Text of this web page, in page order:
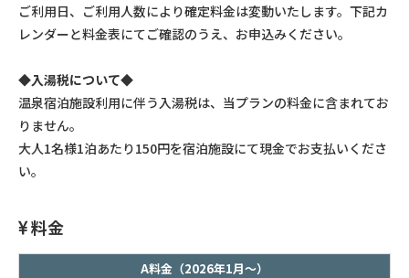
ご利用日、ご利用人数により確定料金は変動いたします。下記カ
レンダーと料金表にてご確認のうえ、お申込みください。
◆入湯税について◆
温泉宿泊施設利用に伴う入湯税は、当プランの料金に含まれてお
りません。
大人1名様1泊あたり150円を宿泊施設にて現金でお支払いくださ
い。
料金
A料金（2026年1月～）